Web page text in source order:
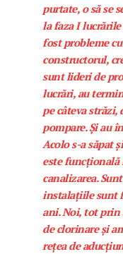
purtate, o să se
la faza I
fost probleme
constructorul,
sunt lideri de
lucrări, au
pe câteva
pompare. Și au
Acolo s-a săpat
este funcțională
canalizarea.
instalațiile sunt
ani. Noi, tot prin
de clorinare și
rețea de